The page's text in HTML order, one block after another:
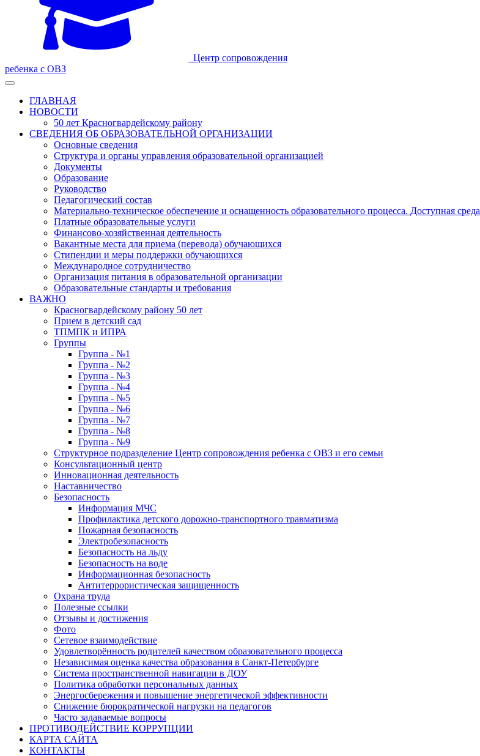
Центр сопровождения
ребенка с ОВЗ
ГЛАВНАЯ
НОВОСТИ
50 лет Красногвардейскому району
СВЕДЕНИЯ ОБ ОБРАЗОВАТЕЛЬНОЙ ОРГАНИЗАЦИИ
Основные сведения
Структура и органы управления образовательной организацией
Документы
Образование
Руководство
Педагогический состав
Материально-техническое обеспечение и оснащенность образовательного процесса. Доступная среда
Платные образовательные услуги
Финансово-хозяйственная деятельность
Вакантные места для приема (перевода) обучающихся
Стипендии и меры поддержки обучающихся
Международное сотрудничество
Организация питания в образовательной организации
Образовательные стандарты и требования
ВАЖНО
Красногвардейскому району 50 лет
Прием в детский сад
ТПМПК и ИПРА
Группы
Группа - №1
Группа - №2
Группа - №3
Группа - №4
Группа - №5
Группа - №6
Группа - №7
Группа - №8
Группа - №9
Структурное подразделение Центр сопровождения ребенка с ОВЗ и его семьи
Консультационный центр
Инновационная деятельность
Наставничество
Безопасность
Информация МЧС
Профилактика детского дорожно-транспортного травматизма
Пожарная безопасность
Электробезопасность
Безопасность на льду
Безопасность на воде
Информационная безопасность
Антитеррористическая защищенность
Охрана труда
Полезные ссылки
Отзывы и достижения
Фото
Сетевое взаимодействие
Удовлетворённость родителей качеством образовательного процесса
Независимая оценка качества образования в Санкт-Петербурге
Система пространственной навигации в ДОУ
Политика обработки персональных данных
Энергосбережения и повышение энергетической эффективности
Снижение бюрократической нагрузки на педагогов
Часто задаваемые вопросы
ПРОТИВОДЕЙСТВИЕ КОРРУПЦИИ
КАРТА САЙТА
КОНТАКТЫ